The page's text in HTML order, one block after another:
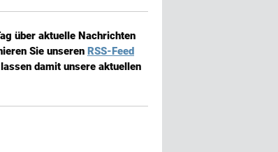
über aktuelle Nachrichten
Sie unseren RSS-Feed
damit unsere aktuellen